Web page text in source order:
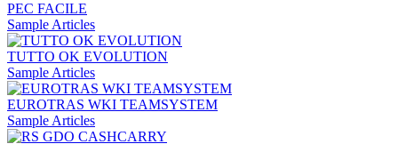
PEC FACILE
Sample Articles
TUTTO OK EVOLUTION
Sample Articles
EUROTRAS WKI TEAMSYSTEM
Sample Articles